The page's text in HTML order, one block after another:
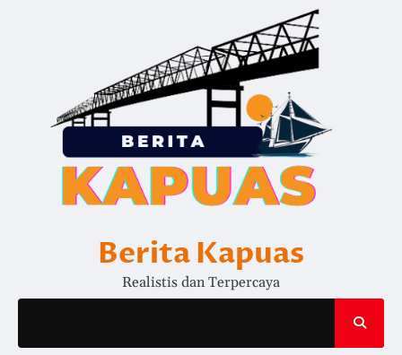
Berita Kapuas
Realistis dan Terpercaya